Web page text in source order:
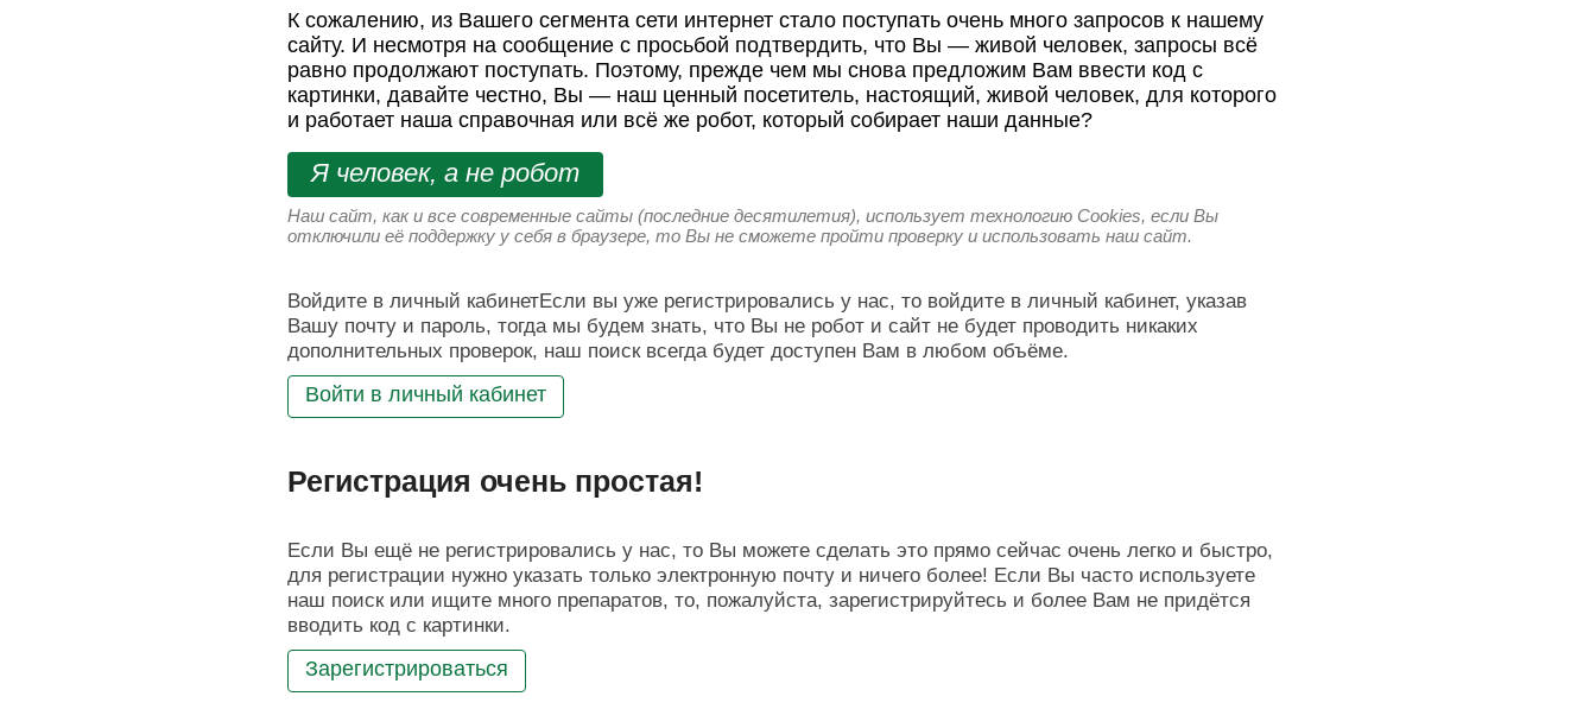
К сожалению, из Вашего сегмента сети интернет стало поступать очень много запросов к нашему
сайту. И несмотря на сообщение с просьбой подтвердить, что Вы — живой человек, запросы всё
равно продолжают поступать. Поэтому, прежде чем мы снова предложим Вам ввести код с
картинки, давайте честно, Вы — наш ценный посетитель, настоящий, живой человек, для которого
и работает наша справочная или всё же робот, который собирает наши данные?
Я человек, а не робот
Наш сайт, как и все современные сайты (последние десятилетия), использует технологию Cookies, если Вы
отключили её поддержку у себя в браузере, то Вы не сможете пройти проверку и использовать наш сайт.
Войдите в личный кабинетЕсли вы уже регистрировались у нас, то войдите в личный кабинет, указав
Вашу почту и пароль, тогда мы будем знать, что Вы не робот и сайт не будет проводить никаких
дополнительных проверок, наш поиск всегда будет доступен Вам в любом объёме.
Войти в личный кабинет
Регистрация очень простая!
Если Вы ещё не регистрировались у нас, то Вы можете сделать это прямо сейчас очень легко и быстро,
для регистрации нужно указать только электронную почту и ничего более! Если Вы часто используете
наш поиск или ищите много препаратов, то, пожалуйста, зарегистрируйтесь и более Вам не придётся
вводить код с картинки.
Зарегистрироваться